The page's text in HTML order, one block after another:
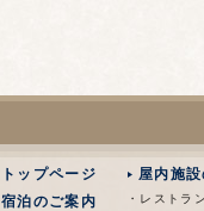
トップページ
宿泊のご案内
屋内施
・レストラ